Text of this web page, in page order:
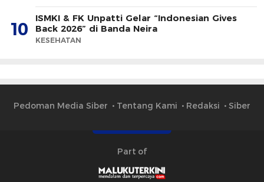
10
ISMKI & FK Unpatti Gelar “Indonesian Gives
Back 2026” di Banda Neira
KESEHATAN
Pedoman Media Siber Tentang Kami Redaksi Siber
Part of